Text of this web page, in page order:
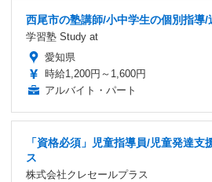
西尾市の塾講師/小中学生の個別指導
学習塾 Study at
愛知県
時給1,200円～1,600円
アルバイト・パート
「資格必須」児童指導員/児童発達
ス
株式会社クレセールプラス